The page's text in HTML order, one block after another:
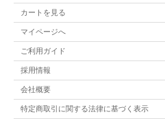
カートを見る
マイページへ
ご利用ガイド
採用情報
会社概要
特定商取引に関する法律に基づく表示